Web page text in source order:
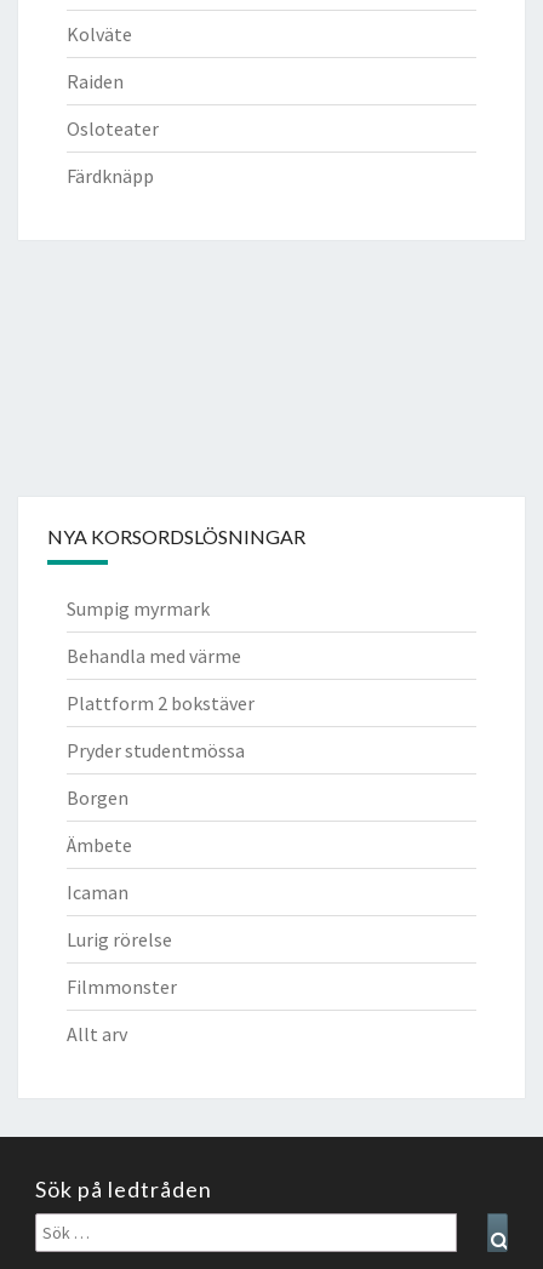
Kolväte
Raiden
Osloteater
Färdknäpp
NYA KORSORDSLÖSNINGAR
Sumpig myrmark
Behandla med värme
Plattform 2 bokstäver
Pryder studentmössa
Borgen
Ämbete
Icaman
Lurig rörelse
Filmmonster
Allt arv
Sök på ledtråden
Sök
efter: